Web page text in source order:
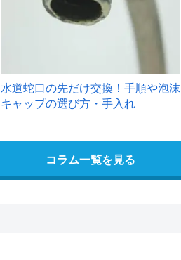
水道蛇口の先だけ交換！手順や泡沫
キャップの選び方・手入れ
コラム一覧を見る